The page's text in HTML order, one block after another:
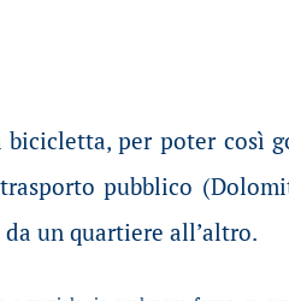
per poter così
pubblico
un quartiere all’altro.